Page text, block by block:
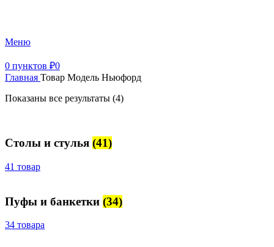
Меню
0 пунктов ₽0
Главная Товар Модель Ньюфорд
Показаны все результаты (4)
Столы и стулья (41)
41 товар
Пуфы и банкетки (34)
34 товара